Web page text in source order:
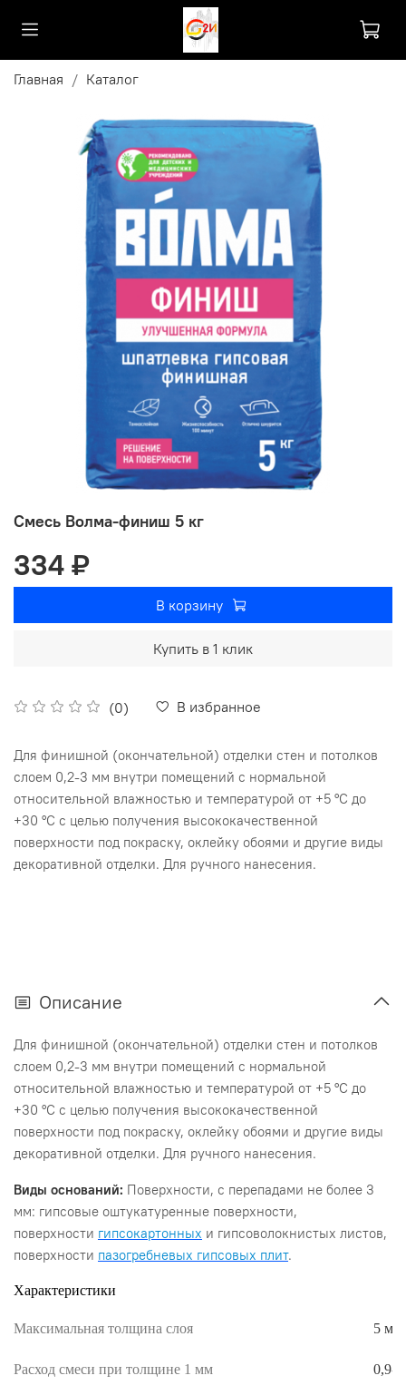
Главная Каталог
Смесь Волма-финиш 5 кг
(0) В избранное
334 ₽
В корзину
Купить в 1 клик
Для финишной (окончательной) отделки стен и потолков
слоем 0,2-3 мм внутри помещений с нормальной
относительной влажностью и температурой от +5 °С до
+30 °С с целью получения высококачественной
поверхности под покраску, оклейку обоями и другие виды
декоративной отделки. Для ручного нанесения.
Описание
Для финишной (окончательной) отделки стен и потолков
слоем 0,2-3 мм внутри помещений с нормальной
относительной влажностью и температурой от +5 °С до
+30 °С с целью получения высококачественной
поверхности под покраску, оклейку обоями и другие виды
декоративной отделки. Для ручного нанесения.
Виды оснований: Поверхности, с перепадами не более 3
мм: гипсовые оштукатуренные поверхности,
поверхности гипсокартонных и гипсоволокнистых листов,
поверхности пазогребневых гипсовых плит.
Характеристики
Максимальная толщина слоя 5 мм
Расход смеси при толщине 1 мм 0,9-